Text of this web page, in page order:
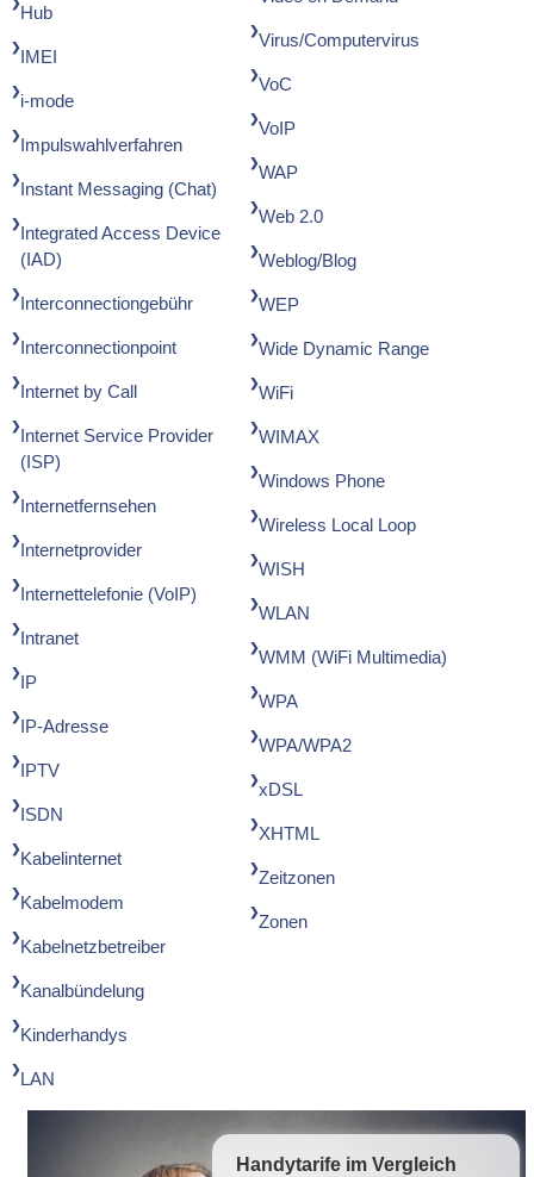
Hub
IMEI
i-mode
Impulswahlverfahren
Instant Messaging (Chat)
Integrated Access Device
(IAD)
Interconnectiongebühr
Interconnectionpoint
Internet by Call
Internet Service Provider
(ISP)
Internetfernsehen
Internetprovider
Internettelefonie (VoIP)
Intranet
IP
IP-Adresse
IPTV
ISDN
Kabelinternet
Kabelmodem
Kabelnetzbetreiber
Kanalbündelung
Kinderhandys
LAN
Virus/Computervirus
VoC
VoIP
WAP
Web 2.0
Weblog/Blog
WEP
Wide Dynamic Range
WiFi
WIMAX
Windows Phone
Wireless Local Loop
WISH
WLAN
WMM (WiFi Multimedia)
WPA
WPA/WPA2
xDSL
XHTML
Zeitzonen
Zonen
Handytarife im Vergleich